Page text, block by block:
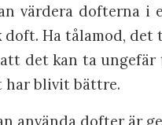
värdera dofterna
doft. Ha tålamod,
det kan ta
har blivit bättre.
använda dofter är